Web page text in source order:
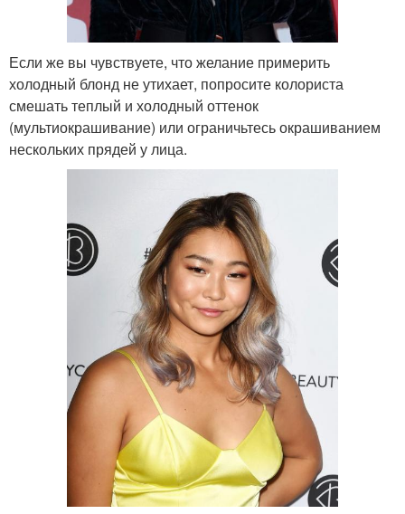
Если же вы чувствуете, что желание примерить
холодный блонд не утихает, попросите колориста
смешать теплый и холодный оттенок
(мультиокрашивание) или ограничьтесь окрашиванием
нескольких прядей у лица.